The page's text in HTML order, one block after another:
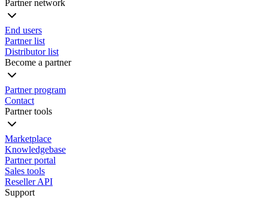
Partner network
End users
Partner list
Distributor list
Become a partner
Partner program
Contact
Partner tools
Marketplace
Knowledgebase
Partner portal
Sales tools
Reseller API
Support